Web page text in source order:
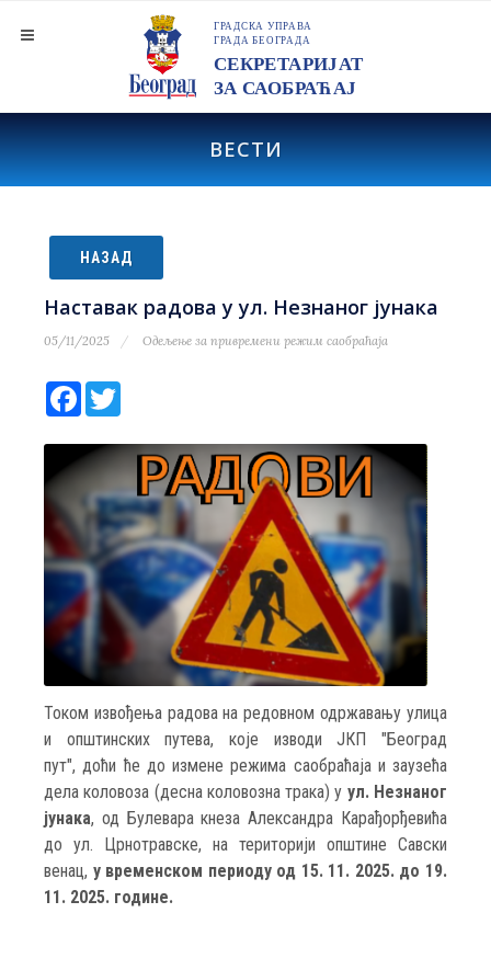
ВЕСТИ
НАЗАД
Наставак радова у ул. Незнаног јунака
05/11/2025 Одељење за привремени режим саобраћаја
Facebook
Током извођења радова на редовном одржавању улица
и општинских путева, које изводи ЈКП "Београд
пут", доћи ће до измене режима саобраћаја и заузећа
дела коловоза (десна коловозна трака) у ул. Незнаног
јунака, од Булевара кнеза Александра Карађорђевића
до ул. Црнотравске, на територији општине Савски
венац, у временском периоду од 15. 11. 2025. до 19.
11. 2025. године.